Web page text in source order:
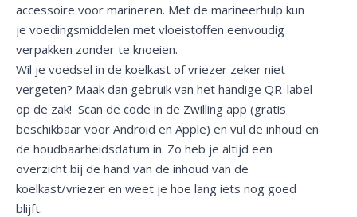
accessoire voor marineren. Met de marineerhulp kun
je voedingsmiddelen met vloeistoffen eenvoudig
verpakken zonder te knoeien.
Wil je voedsel in de koelkast of vriezer zeker niet
vergeten? Maak dan gebruik van het handige QR-label
op de zak! Scan de code in de Zwilling app (gratis
beschikbaar voor Android en Apple) en vul de inhoud en
de houdbaarheidsdatum in. Zo heb je altijd een
overzicht bij de hand van de inhoud van de
koelkast/vriezer en weet je hoe lang iets nog goed
blijft.